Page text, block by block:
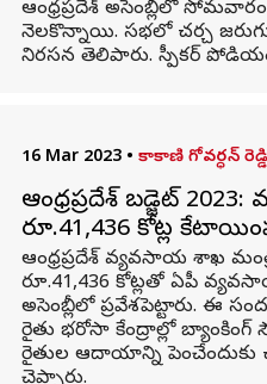
ఆంధ్రప్రదేశ్ అసెంబ్లీలో సోమవారం
నెలకొన్నాయి. సభలో చర్చ
నిరసన తెలిపారు. స్పీకర్
16 Mar 2023 • కాకాణి గోవర్ధన్ రెడ్డి
ఆంధ్రప్రదేశ్ బడ్జెట్
రూ.41,436 కోట్ల
ఆంధ్రప్రదేశ్ వ్యవసాయ శాఖ
రూ.41,436 కోట్లతో ఏపీ
అసెంబ్లీలో ప్రవేశపెట్టారు. ఈ
రైతు భరోసా కేంద్రాల్లో బ్యాంకింగ్‌
రైతుల ఆదాయాన్ని పెంచేందుకు